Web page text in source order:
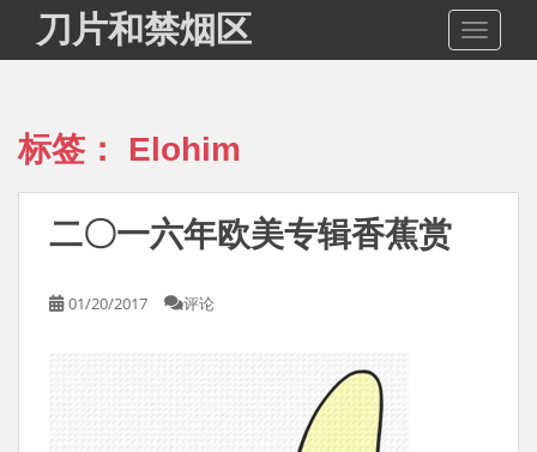
i
刀片和禁烟区
标签： Elohim
二〇一六年欧美专辑香蕉赏
01/20/2017 评论